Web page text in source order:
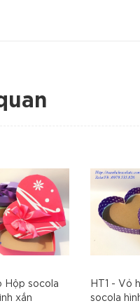
Hộp socola
xắn
HT1 - Vỏ
socola